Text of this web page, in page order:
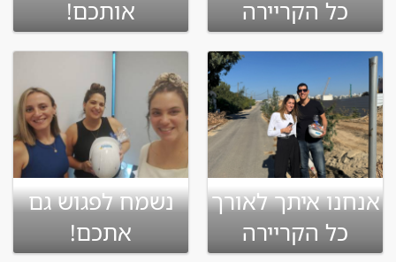
כל הקריירה אותכם!
אנחנו איתך לאורך
כל הקריירה
נשמח לפגוש גם
אתכם!